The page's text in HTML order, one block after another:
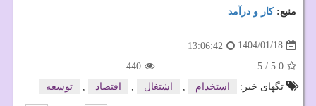
منبع:كار و درآمد
1404/01/18
13:06:42
5.0
/
5
440
تگهای خبر:
استخدام , اشتغال , اقتصاد , توسعه